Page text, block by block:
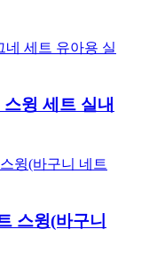
윙 세트 실내
스윙(바구니